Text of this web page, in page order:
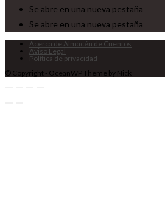
Se abre en una nueva pestaña
Se abre en una nueva pestaña
Acerca de Almacén de Cuentos
Aviso Legal
Política de privacidad
© Copyright - OceanWP Theme by Nick